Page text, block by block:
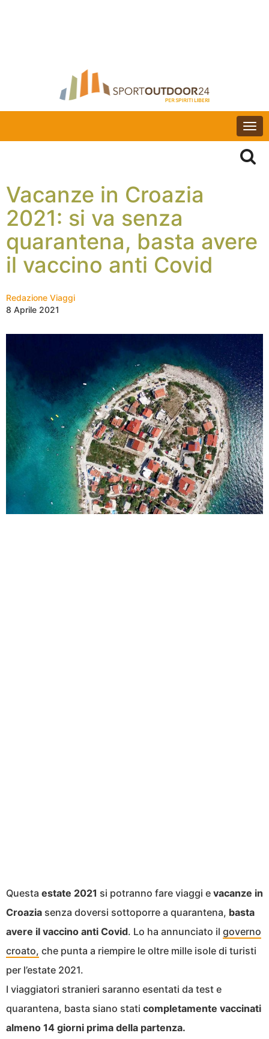
Vacanze in Croazia
2021: si va senza
quarantena, basta avere
il vaccino anti Covid
Redazione Viaggi
8 Aprile 2021
Questa estate 2021 si potranno fare viaggi e vacanze in
Croazia senza doversi sottoporre a quarantena, basta
avere il vaccino anti Covid. Lo ha annunciato il governo
croato, che punta a riempire le oltre mille isole di turisti
per l’estate 2021.
I viaggiatori stranieri saranno esentati da test e
quarantena, basta siano stati completamente vaccinati
almeno 14 giorni prima della partenza.